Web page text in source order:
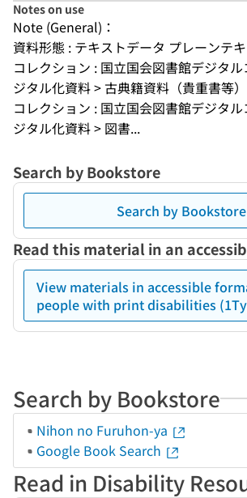
Notes on use
Note (General)：
資料形態 : テキストデータ プレーンテ
コレクション : 国立国会図書館デジタ
ジタル化資料 > 古典籍資料（貴重書等
コレクション : 国立国会図書館デジタ
ジタル化資料 > 図書...
Search by Bookstore
Search by Bookstore
Read this material in an
View materials in accessible
people with print disabilities
Search by Bookstore
Nihon no Furuhon-ya
Google Book Search
Read in Disability